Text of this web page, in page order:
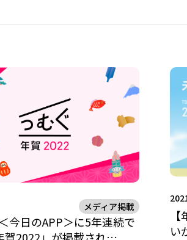
メディア掲載
今日のAPP＞に5年連続で
い